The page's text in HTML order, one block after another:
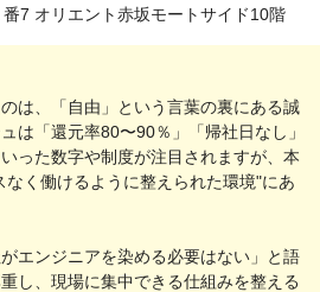
7 オリエント赤坂モートサイド10階
は、「自由」という言葉の裏にある誠
は「還元率80〜90％」「帰社日なし」
った数字や制度が注目されますが、本
く働けるように整えられた環境"にあ
エンジニアを染める必要はない」と語
し、現場に集中できる仕組みを整える